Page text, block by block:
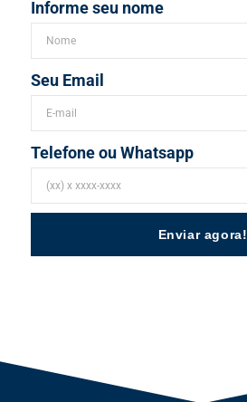
Informe seu nome
Seu Email
Telefone ou Whatsapp
Enviar agora!